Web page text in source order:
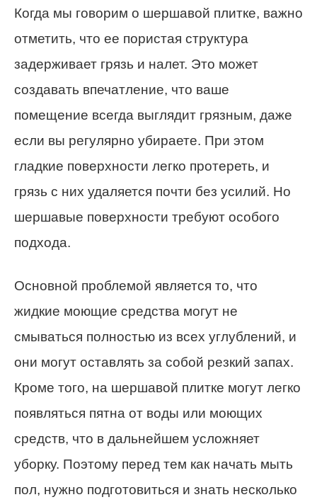
Когда мы говорим о шершавой плитке, важно
отметить, что ее пористая структура
задерживает грязь и налет. Это может
создавать впечатление, что ваше
помещение всегда выглядит грязным, даже
если вы регулярно убираете. При этом
гладкие поверхности легко протереть, и
грязь с них удаляется почти без усилий. Но
шершавые поверхности требуют особого
подхода.
Основной проблемой является то, что
жидкие моющие средства могут не
смываться полностью из всех углублений, и
они могут оставлять за собой резкий запах.
Кроме того, на шершавой плитке могут легко
появляться пятна от воды или моющих
средств, что в дальнейшем усложняет
уборку. Поэтому перед тем как начать мыть
пол, нужно подготовиться и знать несколько